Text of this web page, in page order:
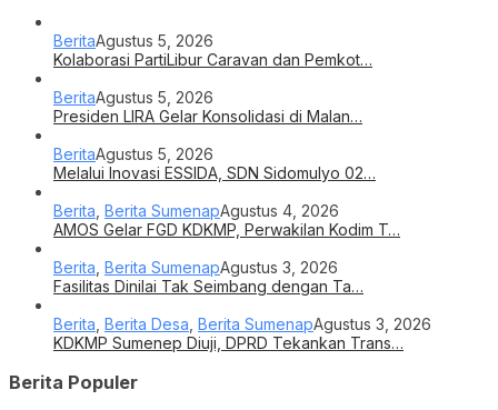
BeritaAgustus 5, 2026
Kolaborasi PartiLibur Caravan dan Pemkot…
BeritaAgustus 5, 2026
Presiden LIRA Gelar Konsolidasi di Malan…
BeritaAgustus 5, 2026
Melalui Inovasi ESSIDA, SDN Sidomulyo 02…
Berita Berita SumenapAgustus 4, 2026
AMOS Gelar FGD KDKMP, Perwakilan Kodim T…
Berita Berita SumenapAgustus 3, 2026
Fasilitas Dinilai Tak Seimbang dengan Ta…
Berita Berita Desa Berita SumenapAgustus 3, 2026
KDKMP Sumenep Diuji, DPRD Tekankan Trans…
Berita Populer